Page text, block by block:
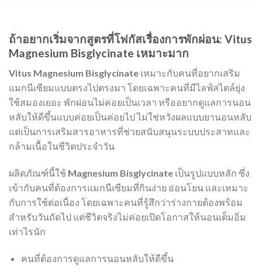
ถ้าอยากเริ่มจากสูตรที่โฟกัสเรื่องการพักผ่อน: Vitus
Magnesium Bisglycinate เหมาะมาก
Vitus Magnesium Bisglycinate เหมาะกับคนที่อยากเสริม
แมกนีเซียมแบบตรงไปตรงมา โดยเฉพาะคนที่มีไลฟ์สไตล์ยุ่ง
ใช้สมองเยอะ พักผ่อนไม่ค่อยเป็นเวลา หรืออยากดูแลการนอน
หลับให้ดีขึ้นแบบค่อยเป็นค่อยไป ไม่ใช่หวังผลแบบยานอนหลับ
แต่เป็นการเสริมสารอาหารที่ช่วยสนับสนุนระบบประสาทและ
กล้ามเนื้อในชีวิตประจำวัน
ผลิตภัณฑ์นี้ใช้ Magnesium Bisglycinate เป็นรูปแบบหลัก ซึ่ง
เข้ากับคนที่ต้องการแมกนีเซียมที่กินง่าย อ่อนโยน และเหมาะ
กับการใช้ต่อเนื่อง โดยเฉพาะคนที่รู้สึกว่าร่างกายต้องพร้อม
สำหรับวันถัดไป แต่ชีวิตจริงไม่ค่อยเปิดโอกาสให้นอนเต็มอิ่ม
เท่าไรนัก
คนที่ต้องการดูแลการนอนหลับให้ดีขึ้น